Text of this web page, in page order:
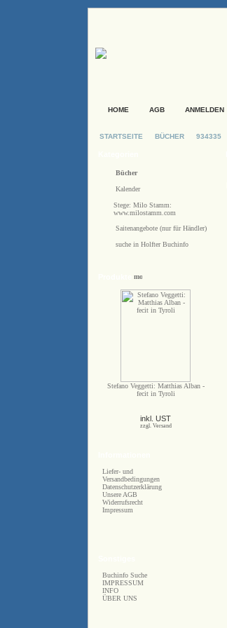
HOME AGB ANMELDEN
STARTSEITE BÜCHER 934335
Bücher
Kalender
Stege: Milo Stamm:
www.milostamm.com
Saitenangebote (nur für Händler)
suche in Holfter Buchinfo
Stefano Veggetti: Matthias Alban -
fecit in Tyroli
inkl. UST
zzgl. Versand
Liefer- und
Versandbedingungen
Datenschutzerklärung
Unsere AGB
Widerrufsrecht
Impressum
Buchinfo Suche
IMPRESSUM
INFO
ÜBER UNS